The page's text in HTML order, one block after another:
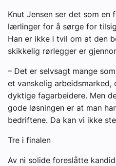
Knut Jensen ser det som en
lærlinger for å sørge for
Han er ikke i tvil om at den
skikkelig rørlegger er
– Det er selvsagt mange
et vanskelig
dyktige fagarbeidere. Men
gode løsningen er at man
bedriftene. Da kan vi ikke
Tre i finalen
Av ni solide foreslåtte